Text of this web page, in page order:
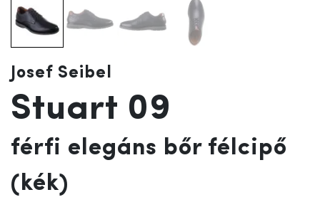
Josef Seibel
Stuart 09
férfi elegáns bőr félcipő
(kék)